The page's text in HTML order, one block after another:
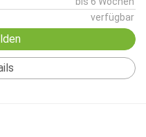
verfügbar